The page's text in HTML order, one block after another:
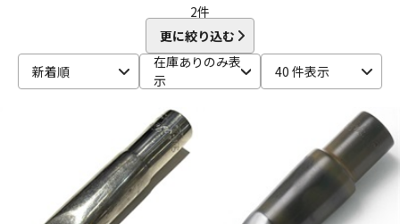
ベース ウクレレ
パーカッション
キーボード 電子ピアノ
2件
更に絞り込む
新着順
在庫ありのみ表
示
40 件表示